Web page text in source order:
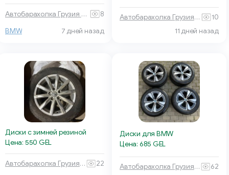
Автобарахолка Грузия 🏎 🚙
8
BMW
7 дней назад
Автобарахолка Грузия 🏎 🚙
10
11 дней назад
Диски с зимней резиной
Цена: 550 GEL
Автобарахолка Грузия 🏎 🚙
22
Диски для BMW
Цена: 685 GEL
Автобарахолка Грузия 🏎 🚙
62